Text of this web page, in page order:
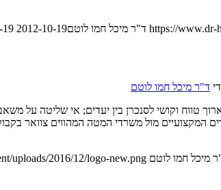
https://www.dr- ד"ר מיכל חמו לוטם2012-10-19 18:51:09
ד"ר מיכל חמו לוטם
טווח וקושי לסנכרן בין יעדים; אי שליטה על
המקצועיים מול משרדי המטה המהווים צוואר
מיכל חמו לוטם uploads/2016/12/logo-new.png